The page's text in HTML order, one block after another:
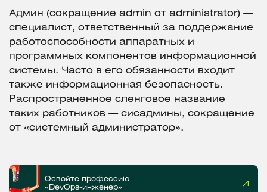
Админ (сокращение admin от administrator) —
специалист, ответственный за поддержание
работоспособности аппаратных и
программных компонентов информационной
системы. Часто в его обязанности входит
также информационная безопасность.
Распространенное сленговое название
таких работников — сисадмины, сокращение
от «системный администратор».
Освойте профессию
«DevOps-инженер»